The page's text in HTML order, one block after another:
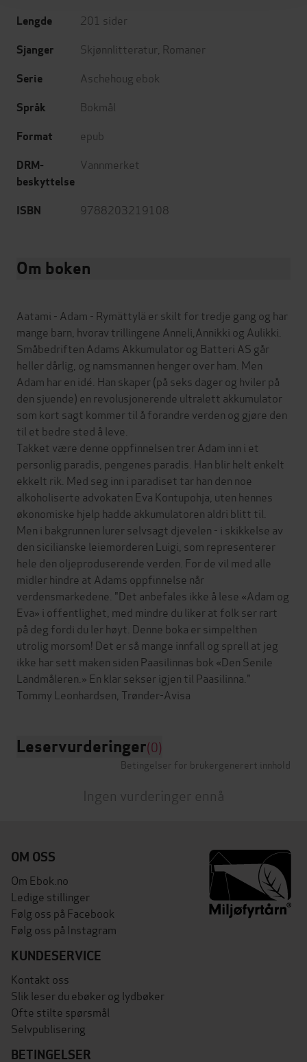
Lengde 201 sider
Sjanger Skjønnlitteratur Romaner
Serie Aschehoug ebok
Språk Bokmål
Format epub
DRM-
beskyttelse
Vannmerket
ISBN 9788203219108
Om boken
Aatami - Adam - Rymättylä er skilt for tredje gang og har
mange barn, hvorav trillingene Anneli,Annikki og Aulikki.
Småbedriften Adams Akkumulator og Batteri AS går
heller dårlig, og namsmannen henger over ham. Men
Adam har en idé. Han skaper (på seks dager og hviler på
den sjuende) en revolusjonerende ultralett akkumulator
som kort sagt kommer til å forandre verden og gjøre den
til et bedre sted å leve.
Takket være denne oppfinnelsen trer Adam inn i et
personlig paradis, pengenes paradis. Han blir helt enkelt
ekkelt rik. Med seg inn i paradiset tar han den noe
alkoholiserte advokaten Eva Kontupohja, uten hennes
økonomiske hjelp hadde akkumulatoren aldri blitt til.
Men i bakgrunnen lurer selvsagt djevelen - i skikkelse av
den sicilianske leiemorderen Luigi, som representerer
hele den oljeproduserende verden. For de vil med alle
midler hindre at Adams oppfinnelse når
verdensmarkedene. "Det anbefales ikke å lese «Adam og
Eva» i offentlighet, med mindre du liker at folk ser rart
på deg fordi du ler høyt. Denne boka er simpelthen
utrolig morsom! Det er så mange innfall og sprell at jeg
ikke har sett maken siden Paasilinnas bok «Den Senile
Landmåleren.» En klar sekser igjen til Paasilinna."
Leservurderinger(0)
Betingelser for brukergenerert innhold
Ingen vurderinger ennå
OM OSS
Om Ebok.no
Ledige stillinger
Følg oss på Facebook
Følg oss på Instagram
KUNDESERVICE
Kontakt oss
Slik leser du ebøker og lydbøker
Ofte stilte spørsmål
Selvpublisering
BETINGELSER